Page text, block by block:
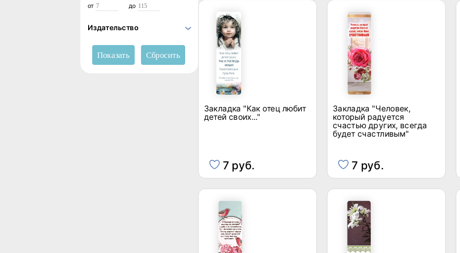
от до
Издательство
Закладка "Как отец любит
детей своих..."
7 руб.
Закладка "Человек,
который радуется
счастью других, всегда
будет счастливым"
7 руб.